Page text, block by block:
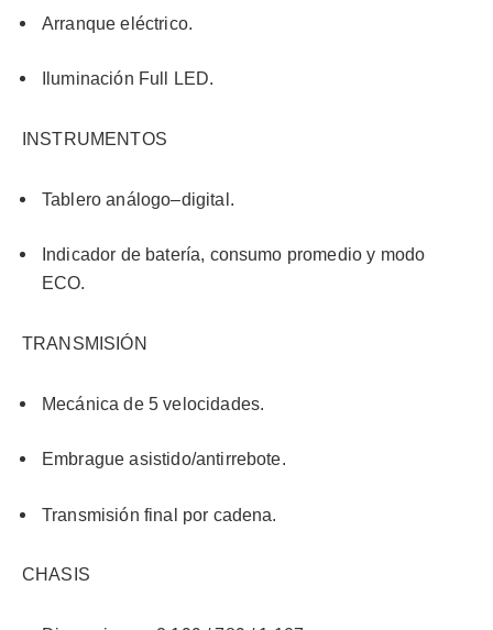
Arranque eléctrico.
Iluminación Full LED.
INSTRUMENTOS
Tablero análogo–digital.
Indicador de batería, consumo promedio y modo
ECO.
TRANSMISIÓN
Mecánica de 5 velocidades.
Embrague asistido/antirrebote.
Transmisión final por cadena.
CHASIS